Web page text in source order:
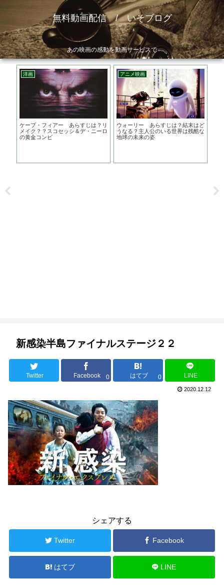
無料動画配信 / いそブログ
あの映画の感動を動画サービスで
洋画
ケープ・フィアー あらすじは？リ
メイク？？スコセッシ＆デ・ニーロ
の黄金コンビ
アニメ映画
ウォーリー あらすじは？結末はど
うなる？主人公のいる世界は残酷な
地球の未来の姿
新感染半島ファイナルステージ２２
Twitter Facebook 0 はてブ 0 LINE
2020.12.12
シェアする
Twitter Facebook
はてブ LINE